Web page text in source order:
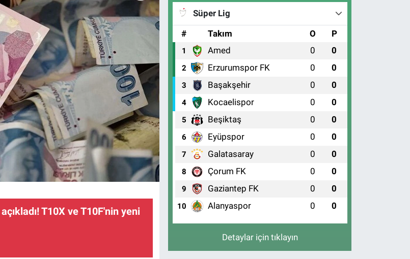
T10X ve T10F'nin yeni
Süper Lig
#
Takım O P
1 Amed 0 0
2 Erzurumspor FK 0 0
3 Başakşehir 0 0
4 Kocaelispor 0 0
5 Beşiktaş 0 0
6 Eyüpspor 0 0
7 Galatasaray 0 0
8 Çorum FK 0 0
9 Gaziantep FK 0 0
10 Alanyaspor 0 0
Detaylar için tıklayın